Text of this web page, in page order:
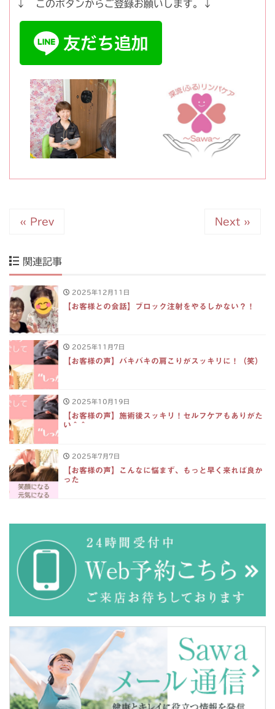
↓ このボタンからご登録お願いします。↓
« Prev Next »
関連記事
2025年12月11日
【お客様との会話】ブロック注射をやるしかない？！
2025年11月7日
【お客様の声】バキバキの肩こりがスッキリに！（笑）
2025年10月19日
【お客様の声】施術後スッキリ！セルフケアもありがた
い＾＾
2025年7月7日
【お客様の声】こんなに悩まず、もっと早く来れば良か
った